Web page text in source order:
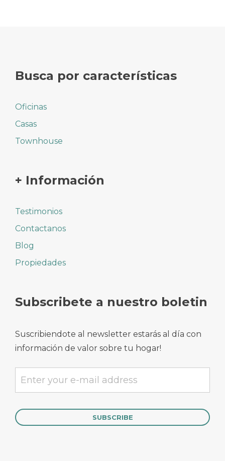
Busca por características
Oficinas
Casas
Townhouse
+ Información
Testimonios
Contactanos
Blog
Propiedades
Subscribete a nuestro boletin
Suscribiendote al newsletter estarás al día con
información de valor sobre tu hogar!